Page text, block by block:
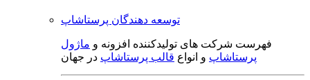
توسعه دهندگان پرستاشاپ
فهرست شرکت های تولیدکننده افزونه و ماژول
پرستاشاپ و انواع قالب پرستاشاپ در جهان